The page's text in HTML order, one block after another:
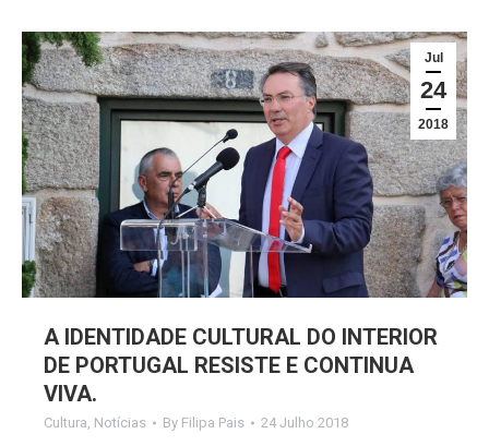
Jul
24
2018
A IDENTIDADE CULTURAL DO INTERIOR
DE PORTUGAL RESISTE E CONTINUA
VIVA.
Cultura, Notícias By Filipa Pais 24 Julho 2018